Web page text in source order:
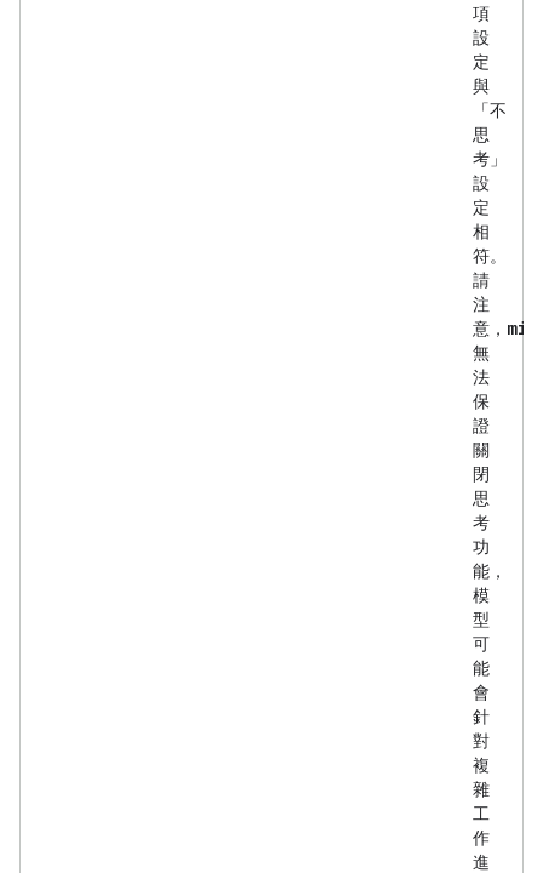
項
設
定
與
「不
思
考」
設
定
相
符。
請
注
意，
無
法
保
證
關
閉
思
考
功
能，
模
型
可
能
會
針
對
複
雜
工
作
進